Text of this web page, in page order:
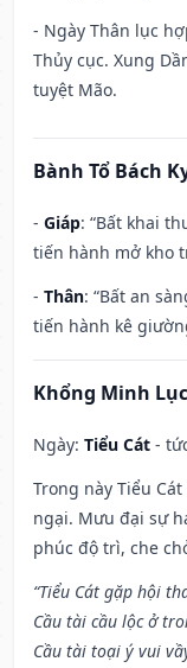
- Ngày Thân lục
Thủy cục. Xung
tuyệt Mão.
Bành Tổ Bách
- Giáp: “Bất khai
tiến hành mở kho
- Thân: “Bất an
tiến hành kê
Khổng Minh
Ngày: Tiểu Cát -
Trong này Tiểu
ngại. Mưu đại sự
phúc độ trì, che
“Tiểu Cát gặp hội
Cầu tài cầu lộc ở
Cầu tài toại ý vui